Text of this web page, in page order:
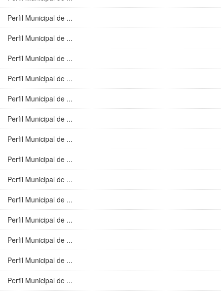
Perfil Municipal de ...
Perfil Municipal de ...
Perfil Municipal de ...
Perfil Municipal de ...
Perfil Municipal de ...
Perfil Municipal de ...
Perfil Municipal de ...
Perfil Municipal de ...
Perfil Municipal de ...
Perfil Municipal de ...
Perfil Municipal de ...
Perfil Municipal de ...
Perfil Municipal de ...
Perfil Municipal de ...